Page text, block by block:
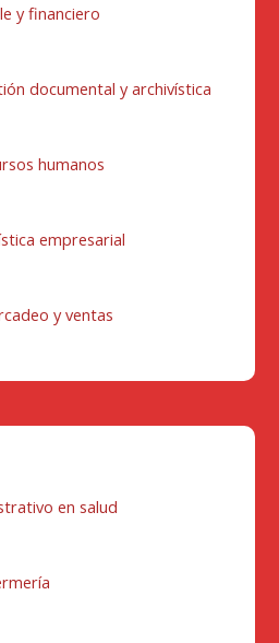
y financiero
documental y archivística
humanos
empresarial
y ventas
en salud